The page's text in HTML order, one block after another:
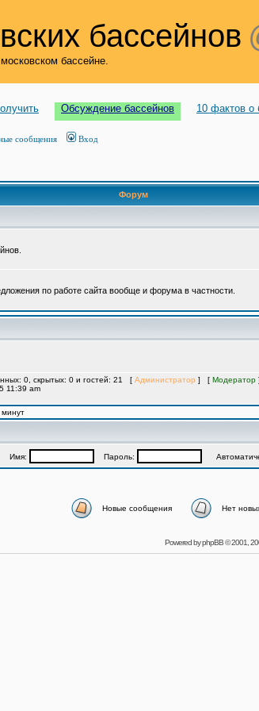
бассейнов
бассейне.
Обсуждение бассейнов 10 фактов о
сообщения Вход
Форум
по работе сайта вообще и форума в частности.
0, скрытых: 0 и гостей: 21 [ Администратор ] [ Модератор ]
11:39 am
минут
Имя: Пароль:
Новые сообщения Нет
Powered byphpBB© 2001,